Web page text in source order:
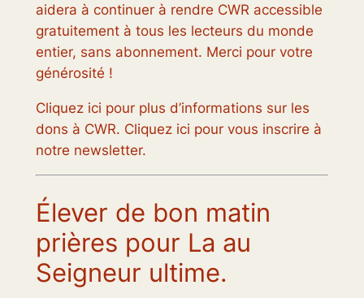
aidera à continuer à rendre CWR accessible
gratuitement à tous les lecteurs du monde
entier, sans abonnement. Merci pour votre
générosité !
Cliquez ici pour plus d’informations sur les
dons à CWR. Cliquez ici pour vous inscrire à
notre newsletter.
Élever de bon matin
prières pour La au
Seigneur ultime.